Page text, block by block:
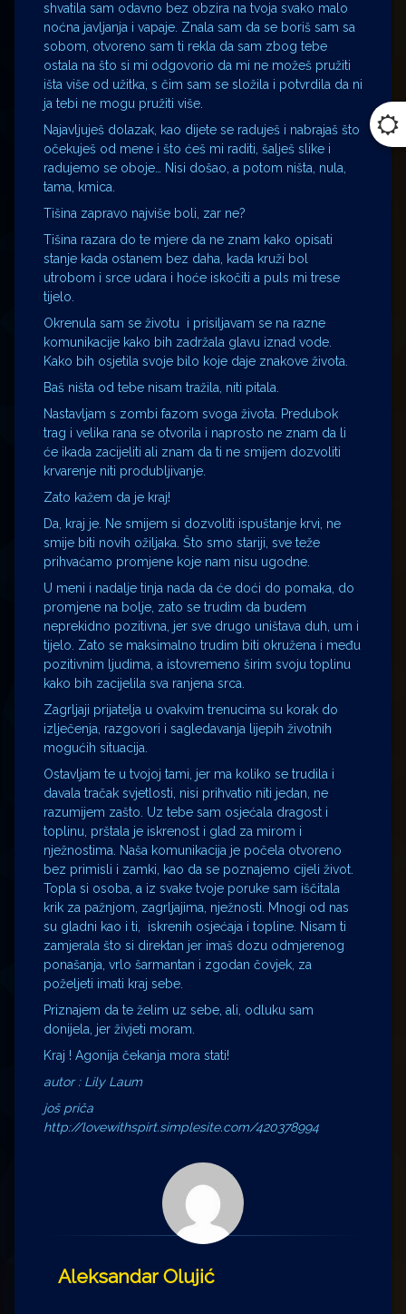
shvatila sam odavno bez obzira na tvoja svako malo
noćna javljanja i vapaje. Znala sam da se boriš sam sa
sobom, otvoreno sam ti rekla da sam zbog tebe
ostala na što si mi odgovorio da mi ne možeš pružiti
išta više od užitka, s čim sam se složila i potvrdila da ni
ja tebi ne mogu pružiti više.
Najavljuješ dolazak, kao dijete se raduješ i nabrajaš što
očekuješ od mene i što ćeš mi raditi, šalješ slike i
radujemo se oboje… Nisi došao, a potom ništa, nula,
tama, kmica.
Tišina zapravo najviše boli, zar ne?
Tišina razara do te mjere da ne znam kako opisati
stanje kada ostanem bez daha, kada kruži bol
utrobom i srce udara i hoće iskočiti a puls mi trese
tijelo.
Okrenula sam se životu i prisiljavam se na razne
komunikacije kako bih zadržala glavu iznad vode.
Kako bih osjetila svoje bilo koje daje znakove života.
Baš ništa od tebe nisam tražila, niti pitala.
Nastavljam s zombi fazom svoga života. Predubok
trag i velika rana se otvorila i naprosto ne znam da li
će ikada zacijeliti ali znam da ti ne smijem dozvoliti
krvarenje niti produbljivanje.
Zato kažem da je kraj!
Da, kraj je. Ne smijem si dozvoliti ispuštanje krvi, ne
smije biti novih ožiljaka. Što smo stariji, sve teže
prihvaćamo promjene koje nam nisu ugodne.
U meni i nadalje tinja nada da će doći do pomaka, do
promjene na bolje, zato se trudim da budem
neprekidno pozitivna, jer sve drugo uništava duh, um i
tijelo. Zato se maksimalno trudim biti okružena i među
pozitivnim ljudima, a istovremeno širim svoju toplinu
kako bih zacijelila sva ranjena srca.
Zagrljaji prijatelja u ovakvim trenucima su korak do
izlječenja, razgovori i sagledavanja lijepih životnih
mogućih situacija.
Ostavljam te u tvojoj tami, jer ma koliko se trudila i
davala tračak svjetlosti, nisi prihvatio niti jedan, ne
razumijem zašto. Uz tebe sam osjećala dragost i
toplinu, prštala je iskrenost i glad za mirom i
nježnostima. Naša komunikacija je počela otvoreno
bez primisli i zamki, kao da se poznajemo cijeli život.
Topla si osoba, a iz svake tvoje poruke sam iščitala
krik za pažnjom, zagrljajima, nježnosti. Mnogi od nas
su gladni kao i ti, iskrenih osjećaja i topline. Nisam ti
zamjerala što si direktan jer imaš dozu odmjerenog
ponašanja, vrlo šarmantan i zgodan čovjek, za
poželjeti imati kraj sebe.
Priznajem da te želim uz sebe, ali, odluku sam
donijela, jer živjeti moram.
Kraj ! Agonija čekanja mora stati!
autor : Lily Laum
još priča
http://lovewithspirt.simplesite.com/420378994
Aleksandar Olujić